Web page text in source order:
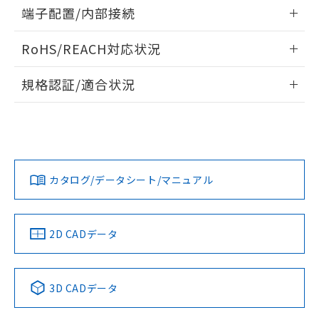
外形図
端子配置/内部接続
端子配置/内部接続
RoHS/REACH対応状況
EU RoHS 注意事項・凡例
対応済み
中国 RoHS 注意事項・凡例
Pb Hg Cd Cr(VI)
規格認証/適合状況
LR型式承認
（イギリス
船舶規格）
DNV型式承認
（ノルウェー
BV型式承認
（フランス
KR型式
（韓国
No No No No
この製品の規格認証/適合状況ページへ
カタログ/データシート/マニュアル
2D CADデータ
3D CADデータ